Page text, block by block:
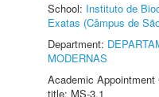
School: Instituto de
Exatas (Câmpus de
Department:
MODERNAS
Academic
title: MS-3.1